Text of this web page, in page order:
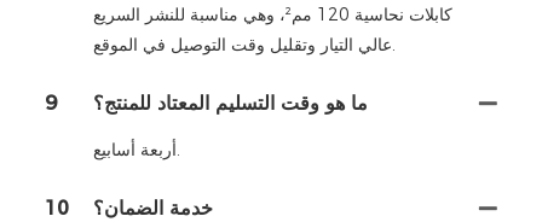
كابلات نحاسية 120 مم²، وهي مناسبة للنشر السريع
عالي التيار وتقليل وقت التوصيل في الموقع.
9 ما هو وقت التسليم المعتاد للمنتج؟
أربعة أسابيع.
10 خدمة الضمان؟